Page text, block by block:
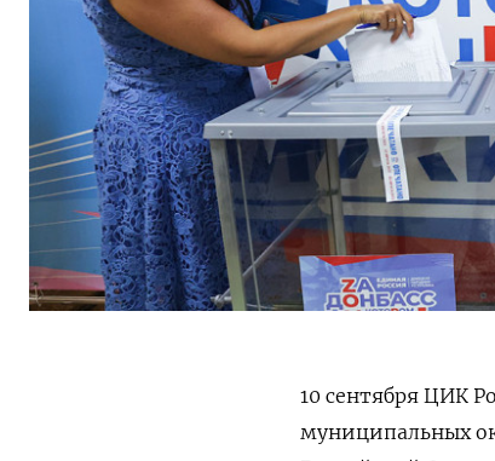
10 сентября ЦИК
муниципальных